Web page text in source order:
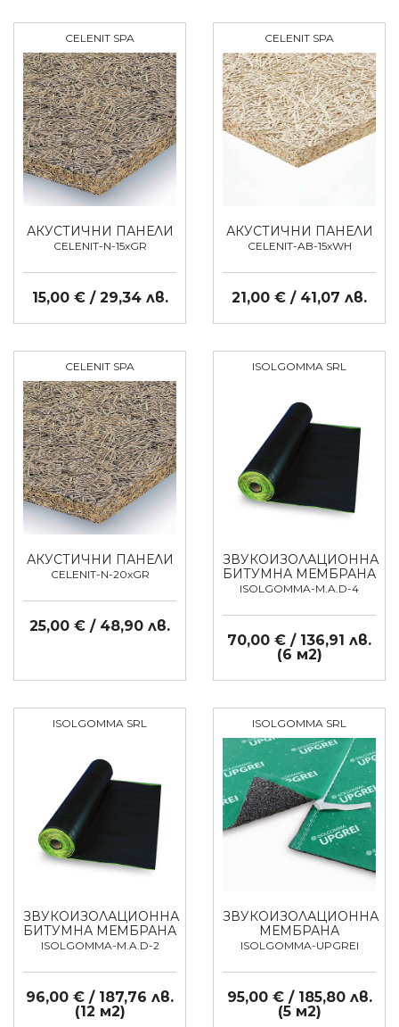
CELENIT SPA
АКУСТИЧНИ ПАНЕЛИ
CELENIT-N-15xGR
15,00 € / 29,34 лв.
CELENIT SPA
АКУСТИЧНИ ПАНЕЛИ
CELENIT-AB-15xWH
21,00 € / 41,07 лв.
CELENIT SPA
АКУСТИЧНИ ПАНЕЛИ
CELENIT-N-20xGR
25,00 € / 48,90 лв.
ISOLGOMMA SRL
ЗВУКОИЗОЛАЦИОННА
БИТУМНА МЕМБРАНА
ISOLGOMMA-M.A.D-4
70,00 € / 136,91 лв.
(6 м2)
ISOLGOMMA SRL
ЗВУКОИЗОЛАЦИОННА
БИТУМНА МЕМБРАНА
ISOLGOMMA-M.A.D-2
96,00 € / 187,76 лв.
(12 м2)
ISOLGOMMA SRL
ЗВУКОИЗОЛАЦИОННА
МЕМБРАНА
ISOLGOMMA-UPGREI
95,00 € / 185,80 лв.
(5 м2)